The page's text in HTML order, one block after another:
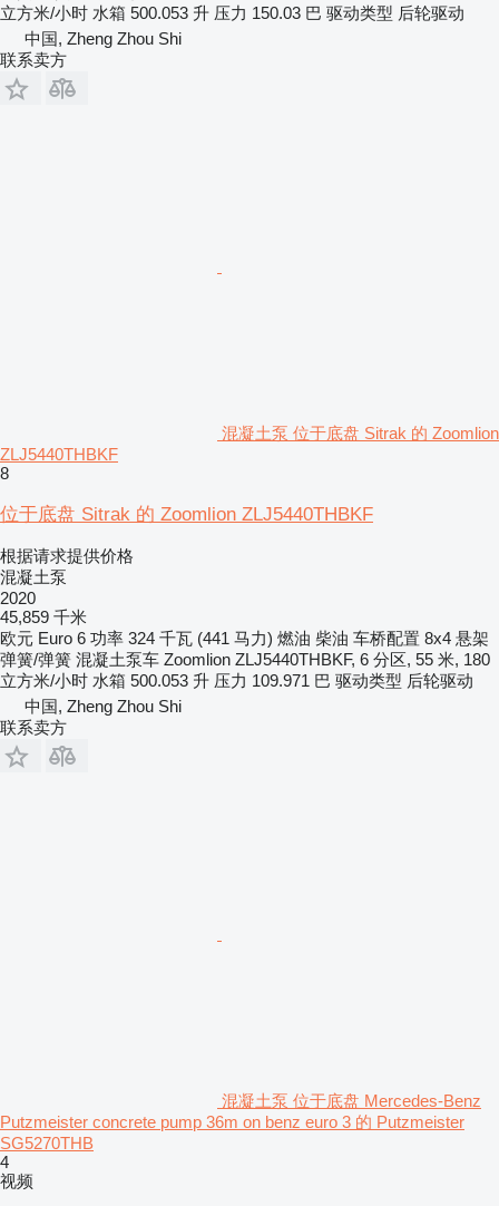
立方米/小时 水箱 500.053 升 压力 150.03 巴 驱动类型 后轮驱动
中国, Zheng Zhou Shi
联系卖方
混凝土泵 位于底盘 Sitrak 的 Zoomlion
ZLJ5440THBKF
8
位于底盘 Sitrak 的 Zoomlion ZLJ5440THBKF
根据请求提供价格
混凝土泵
2020
45,859 千米
欧元 Euro 6 功率 324 千瓦 (441 马力) 燃油 柴油 车桥配置 8x4 悬架
弹簧/弹簧 混凝土泵车 Zoomlion ZLJ5440THBKF, 6 分区, 55 米, 180
立方米/小时 水箱 500.053 升 压力 109.971 巴 驱动类型 后轮驱动
中国, Zheng Zhou Shi
联系卖方
混凝土泵 位于底盘 Mercedes-Benz
Putzmeister concrete pump 36m on benz euro 3 的 Putzmeister
SG5270THB
4
视频